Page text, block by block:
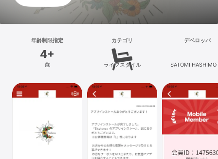
検索
プラットフォーム
iPad
Mac
年齢制限指定
4+
歳
カテゴリ
ライフスタイル
デベロッパ
SATOMI